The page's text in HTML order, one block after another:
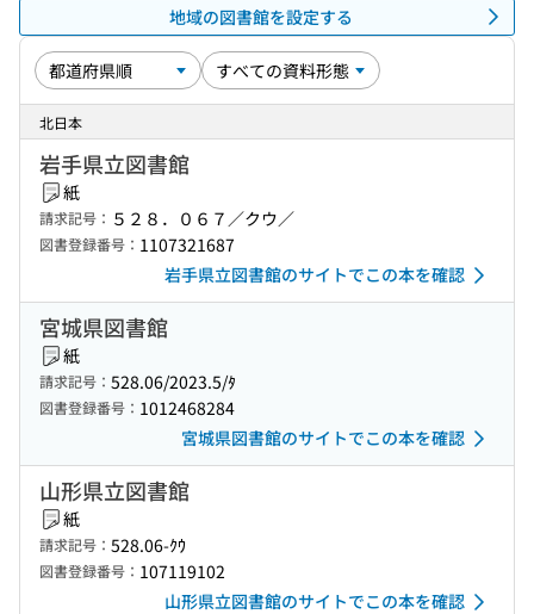
地域の図書館を設定する
北日本
岩手県立図書館
紙
請求記号： ５２８．０６７／クウ／
図書登録番号： 1107321687
岩手県立図書館のサイトでこの本を確認
宮城県図書館
紙
請求記号： 528.06/2023.5/ﾀ
図書登録番号： 1012468284
宮城県図書館のサイトでこの本を確認
山形県立図書館
紙
請求記号： 528.06-ｸｳ
図書登録番号： 107119102
山形県立図書館のサイトでこの本を確認